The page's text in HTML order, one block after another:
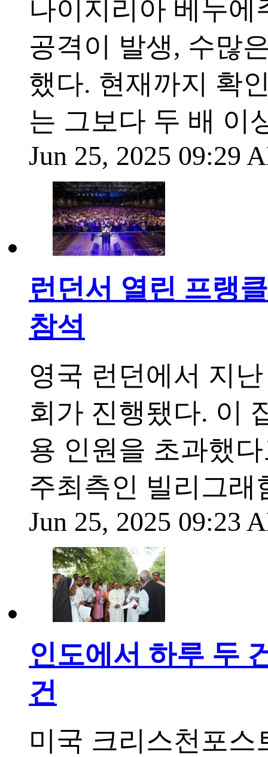
나이지리아 베누
공격이 발생, 수많
했다. 현재까지 확
는 그보다 두 배 이
Jun 25, 2025 09:29
런던서 열린 프랭
참석
영국 런던에서 지
회가 진행됐다. 이
용 인원을 초과했
주최측인 빌리그
Jun 25, 2025 09:23
인도에서 하루 두
건
미국 크리스천포스